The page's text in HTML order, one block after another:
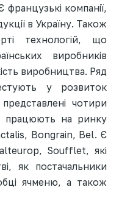
французькі компанії,
в Україну. Також
технологій, що
виробників
виробництва. Ряд
у розвиток
чотири
працюють на ринку
Bongrain, Bel. Є
Soufflet, які
як постачальники
ячменю, а також